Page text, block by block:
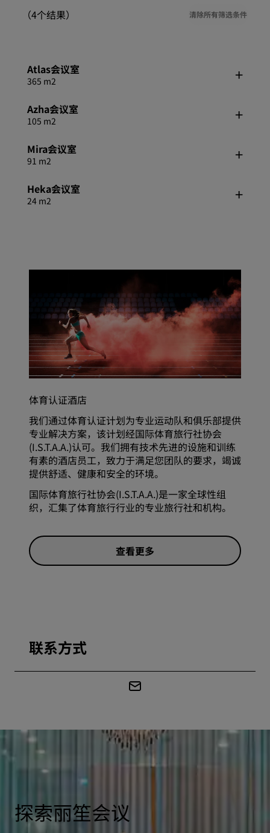
（4个结果） 清除所有筛选条件
Atlas会议室
365 m2
Azha会议室
105 m2
Mira会议室
91 m2
Heka会议室
24 m2
体育认证酒店
我们通过体育认证计划为专业运动队和俱乐部提供
专业解决方案，该计划经国际体育旅行社协会
(I.S.T.A.A.)认可。我们拥有技术先进的设施和训练
有素的酒店员工，致力于满足您团队的要求，竭诚
提供舒适、健康和安全的环境。
国际体育旅行社协会(I.S.T.A.A.)是一家全球性组
织，汇集了体育旅行行业的专业旅行社和机构。
查看更多
联系方式
探索丽笙会议